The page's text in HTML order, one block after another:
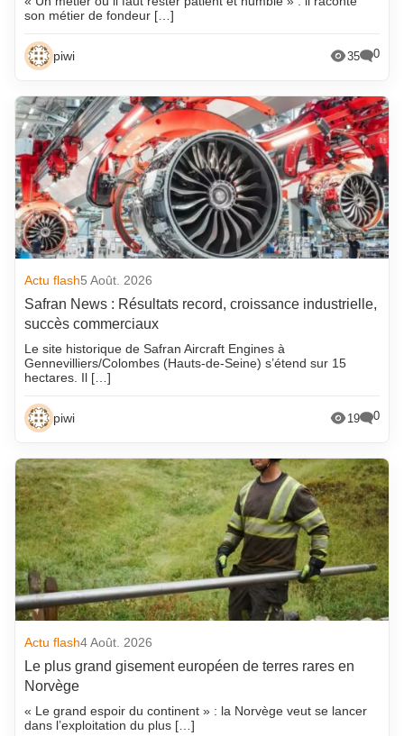
son métier de fondeur […]
piwi 35 0
Actu flash5 Août. 2026
Safran News : Résultats record, croissance industrielle,
succès commerciaux
Le site historique de Safran Aircraft Engines à
Gennevilliers/Colombes (Hauts-de-Seine) s’étend sur 15
hectares. Il […]
piwi 19 0
Actu flash4 Août. 2026
Le plus grand gisement européen de terres rares en
Norvège
« Le grand espoir du continent » : la Norvège veut se lancer
dans l’exploitation du plus […]